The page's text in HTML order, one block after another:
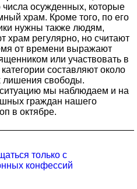
осужденных, которые
храм. Кроме того, по его
нужны также людям,
храм регулярно, но считают
от времени выражают
или участвовать в
составляют около
лишения свободы.
мы наблюдаем и на
граждан нашего
в октябре.
только с
конфессий